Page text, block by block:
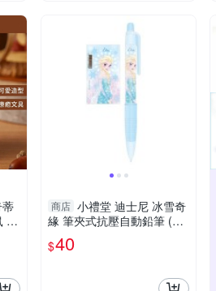
辦
商店 小禮堂 迪士尼 冰雪奇
緣 筆夾式抗壓自動鉛筆 (淺
藍) 4713752-119956
$40